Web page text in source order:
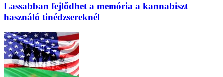
Lassabban fejlődhet a memória a kannabiszt
használó tinédzsereknél